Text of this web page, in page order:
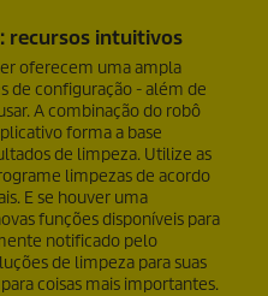
recursos intuitivos
oferecem uma ampla
de configuração - além de
A combinação do robô
forma a base
de limpeza. Utilize as
limpezas de acordo
E se houver uma
funções disponíveis para
notificado pelo
de limpeza para suas
coisas mais importantes.